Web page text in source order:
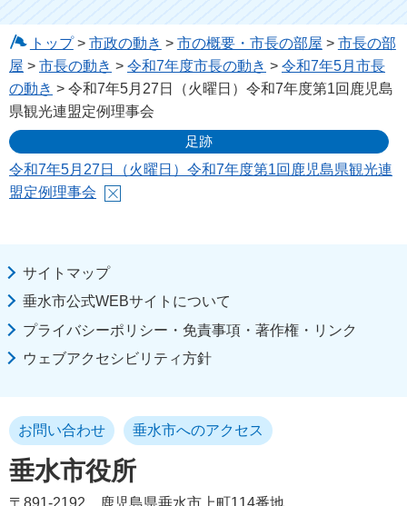
トップ> 市政の動き > 市の概要・市長の部屋 > 市長の部
屋 > 市長の動き > 令和7年度市長の動き > 令和7年5月市長
の動き > 令和7年5月27日（火曜日）令和7年度第1回鹿児島
県観光連盟定例理事会
足跡
令和7年5月27日（火曜日）令和7年度第1回鹿児島県観光連
盟定例理事会
サイトマップ
垂水市公式WEBサイトについて
プライバシーポリシー・免責事項・著作権・リンク
ウェブアクセシビリティ方針
垂水市役所
お問い合わせ 垂水市へのアクセス
〒891-2192 鹿児島県垂水市上町114番地